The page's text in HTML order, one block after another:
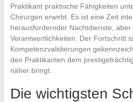
Praktikant praktische Fähigkeiten
Chirurgen erwirbt. Es ist eine Zeit
herausfordernder Nachtdienste,
Verantwortlichkeiten. Der Fortschritt
Kompetenzvalidierungen
den Praktikanten dem
näher bringt.
Die wichtigsten